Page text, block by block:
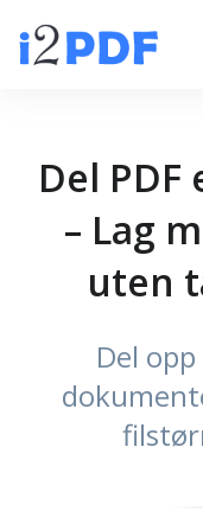
Del
– Lag
uten
Del